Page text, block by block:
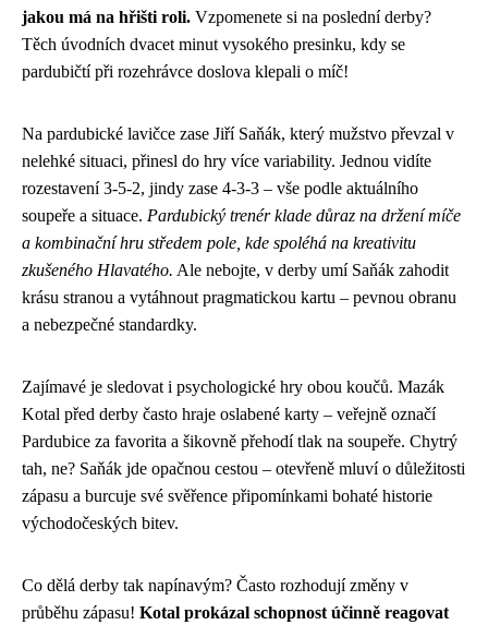
jakou má na hřišti roli. Vzpomenete si na poslední derby?
Těch úvodních dvacet minut vysokého presinku, kdy se
pardubičtí při rozehrávce doslova klepali o míč!
Na pardubické lavičce zase Jiří Saňák, který mužstvo převzal v
nelehké situaci, přinesl do hry více variability. Jednou vidíte
rozestavení 3-5-2, jindy zase 4-3-3 – vše podle aktuálního
soupeře a situace. Pardubický trenér klade důraz na držení míče
a kombinační hru středem pole, kde spoléhá na kreativitu
zkušeného Hlavatého. Ale nebojte, v derby umí Saňák zahodit
krásu stranou a vytáhnout pragmatickou kartu – pevnou obranu
a nebezpečné standardky.
Zajímavé je sledovat i psychologické hry obou koučů. Mazák
Kotal před derby často hraje oslabené karty – veřejně označí
Pardubice za favorita a šikovně přehodí tlak na soupeře. Chytrý
tah, ne? Saňák jde opačnou cestou – otevřeně mluví o důležitosti
zápasu a burcuje své svěřence připomínkami bohaté historie
východočeských bitev.
Co dělá derby tak napínavým? Často rozhodují změny v
průběhu zápasu! Kotal prokázal schopnost účinně reagovat